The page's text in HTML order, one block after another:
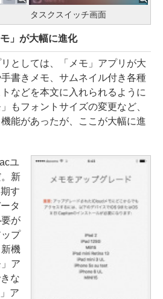
タスクスイッチ画面
」が大幅に進化
としては、「メモ」アプリが大
書きメモ、サムネイル付き各種
などを本文に入れられるように
もフォントサイズの変更など、
能があったが、ここが大幅に進
ユ
新
す
タ
が
プ
機
ア
な
ア